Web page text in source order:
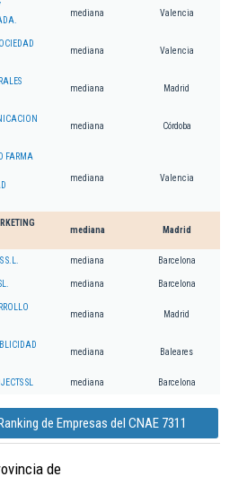
mediana Valencia
mediana Valencia
mediana Madrid
mediana Córdoba
FARMA
mediana Valencia
mediana Madrid
S.L. mediana Barcelona
mediana Barcelona
mediana Madrid
mediana Baleares
SL mediana Barcelona
de Empresas del CNAE 7311
de